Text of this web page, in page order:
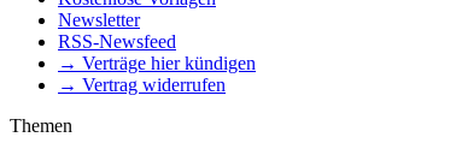
Newsletter
RSS-Newsfeed
→ Verträge hier kündigen
→ Vertrag widerrufen
Themen